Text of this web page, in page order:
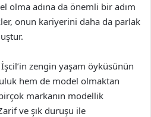
olma adına da önemli bir adım
onun kariyerini daha da parlak
zengin yaşam öyküsünün
hem de model olmaktan
markanın modellik
ve şık duruşu ile